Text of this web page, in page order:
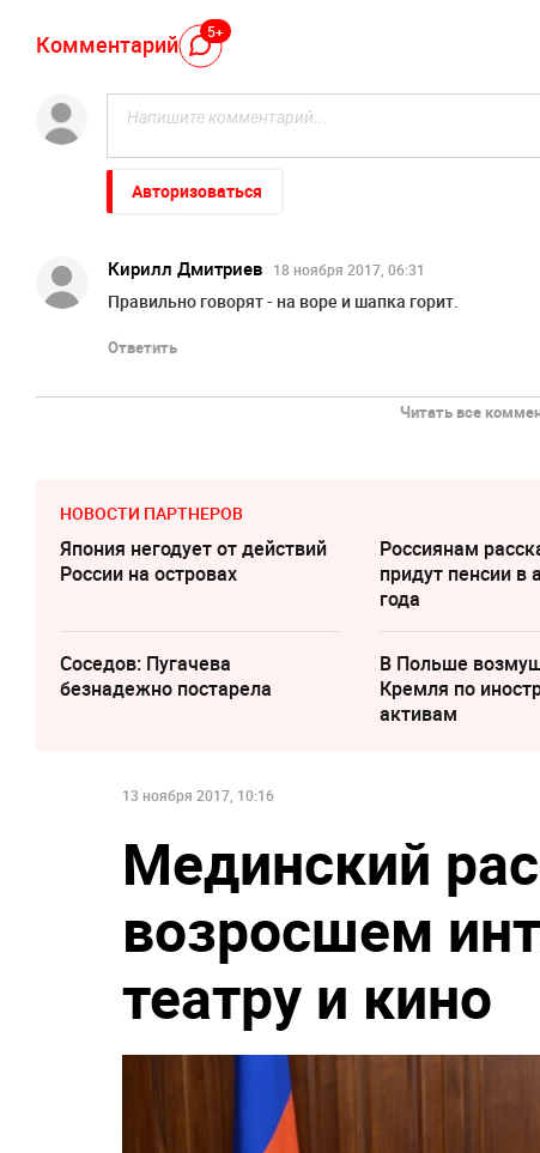
Комментарий 5+
Авторизоваться
Кирилл Дмитриев 18 ноября 2017, 06:31
Правильно говорят - на воре и шапка горит.
Ответить
Читать все
НОВОСТИ ПАРТНЕРОВ
Япония негодует от действий
России на островах
Россиянам
придут пенсии в
года
Соседов: Пугачева
безнадежно постарела
В Польше
Кремля по
активам
13 ноября 2017, 10:16
Мединский
возросшем
театру и кино